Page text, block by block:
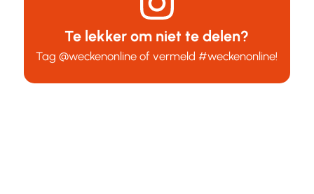
Te lekker om niet te delen?
Tag@weckenonline of vermeld#weckenonline!